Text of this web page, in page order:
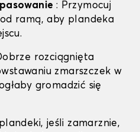
: Przymocuj
ramą, aby plandeka
rozciągnięta
zmarszczek w
gromadzić się
jeśli zamarznie,